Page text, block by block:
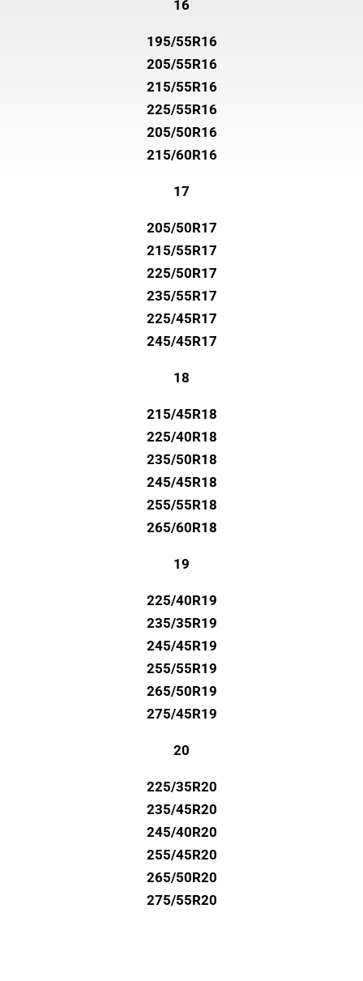
16
195/55R16
205/55R16
215/55R16
225/55R16
205/50R16
215/60R16
17
205/50R17
215/55R17
225/50R17
235/55R17
225/45R17
245/45R17
18
215/45R18
225/40R18
235/50R18
245/45R18
255/55R18
265/60R18
19
225/40R19
235/35R19
245/45R19
255/55R19
265/50R19
275/45R19
20
225/35R20
235/45R20
245/40R20
255/45R20
265/50R20
275/55R20